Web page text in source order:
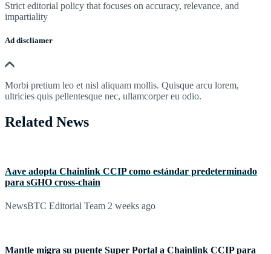
Strict editorial policy that focuses on accuracy, relevance, and
impartiality
Ad discliamer
Morbi pretium leo et nisl aliquam mollis. Quisque arcu lorem,
ultricies quis pellentesque nec, ullamcorper eu odio.
Related News
Aave adopta Chainlink CCIP como estándar predeterminado
para sGHO cross‑chain
NewsBTC Editorial Team 2 weeks ago
Mantle migra su puente Super Portal a Chainlink CCIP para